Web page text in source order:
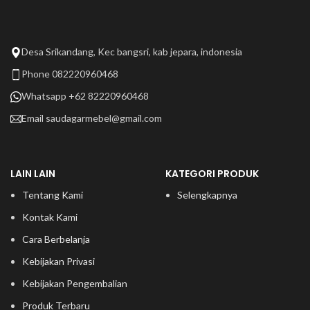
Desa Srikandang, Kec bangsri, kab jepara, indonesia
Phone 082220960468
Whatsapp +62 82220960468
Email saudagarmebel@gmail.com
LAIN LAIN
Tentang Kami
Kontak Kami
Cara Berbelanja
Kebijakan Privasi
Kebijakan Pengembalian
Produk Terbaru
KATEGORI PRODUK
Selengkapnya